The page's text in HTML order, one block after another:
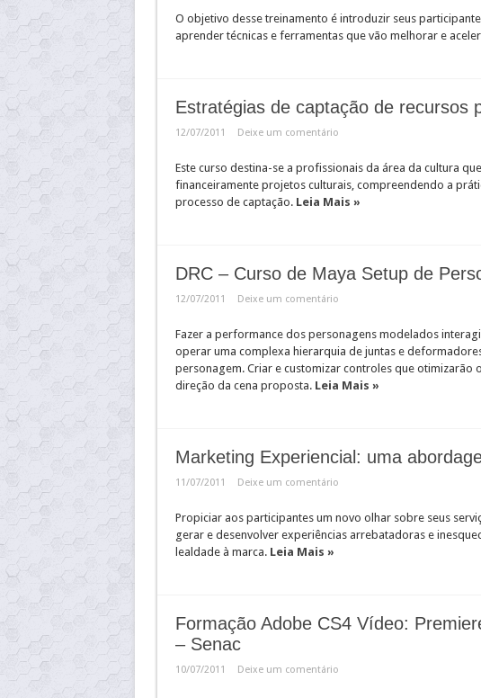
O objetivo desse treinamento é introduzir seus
aprender técnicas e ferramentas que vão melhorar e
Estratégias de captação de recursos
12/07/2011 Deixe um comentário
Este curso destina-se a profissionais da área da cultura
financeiramente projetos culturais, compreendendo a
processo de captação. Leia Mais »
DRC – Curso de Maya Setup de
12/07/2011 Deixe um comentário
Fazer a performance dos personagens modelados
operar uma complexa hierarquia de juntas e
personagem. Criar e customizar controles que
direção da cena proposta. Leia Mais »
Marketing Experiencial: uma
11/07/2011 Deixe um comentário
Propiciar aos participantes um novo olhar sobre seus
gerar e desenvolver experiências arrebatadoras e
lealdade à marca. Leia Mais »
Formação Adobe CS4 Vídeo:
– Senac
10/07/2011 Deixe um comentário